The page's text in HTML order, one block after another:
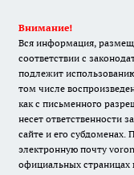
Внимание!
Вся информация,
соответствии с
подлежит
том числе
как с письменного
несет ответственности
сайте и его
электронную почту
официальных страницах